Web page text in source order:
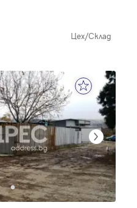
Цех/Склад